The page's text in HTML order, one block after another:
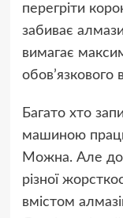
перегріти
забиває
вимагає
Багато хто
машиною
Можна. Але
різної
вмістом